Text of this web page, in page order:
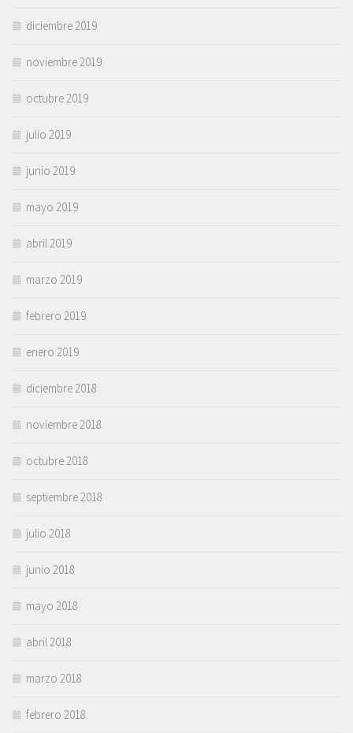
diciembre 2019
noviembre 2019
octubre 2019
julio 2019
junio 2019
mayo 2019
abril 2019
marzo 2019
febrero 2019
enero 2019
diciembre 2018
noviembre 2018
octubre 2018
septiembre 2018
julio 2018
junio 2018
mayo 2018
abril 2018
marzo 2018
febrero 2018